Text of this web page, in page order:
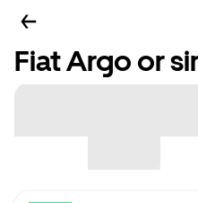
Fiat Argo or